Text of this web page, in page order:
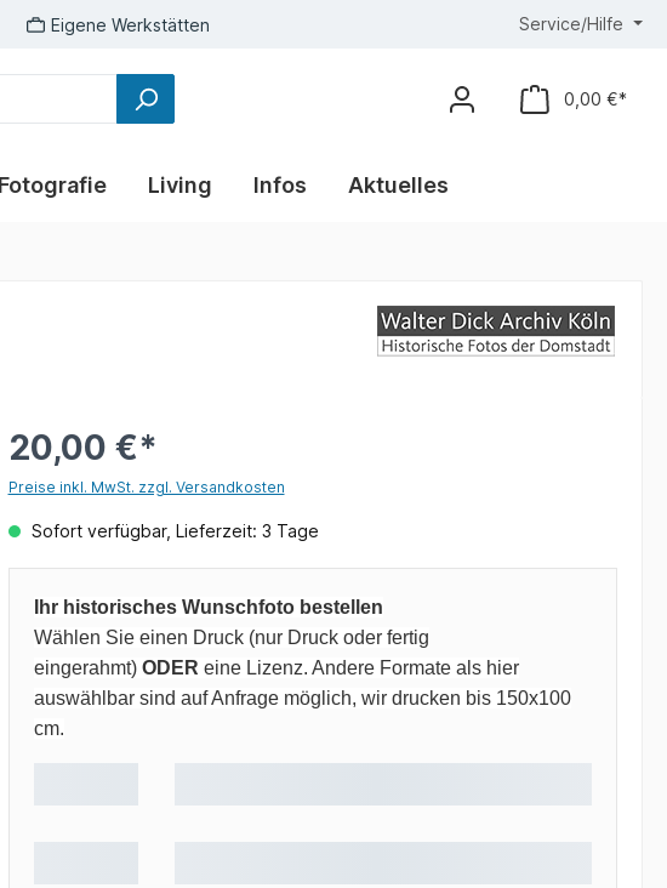
Eigene Werkstätten Service/Hilfe
0,00 €*
Fotografie Living Infos Aktuelles
20,00 €*
Preise inkl. MwSt. zzgl. Versandkosten
Sofort verfügbar, Lieferzeit: 3 Tage
Ihr historisches Wunschfoto bestellen
Wählen Sie einen Druck (nur Druck oder fertig
eingerahmt) ODER eine Lizenz. Andere Formate als hier
auswählbar sind auf Anfrage möglich, wir drucken bis 150x100
cm.